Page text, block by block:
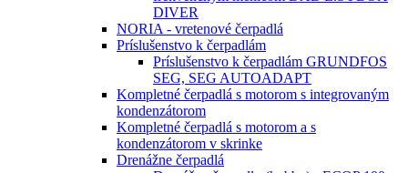
DIVER
NORIA - vretenové čerpadlá
Príslušenstvo k čerpadlám
Príslušenstvo k čerpadlám GRUNDFOS
SEG, SEG AUTOADAPT
Kompletné čerpadlá s motorom s integrovaným
kondenzátorom
Kompletné čerpadlá s motorom a s
kondenzátorom v skrinke
Drenážne čerpadlá